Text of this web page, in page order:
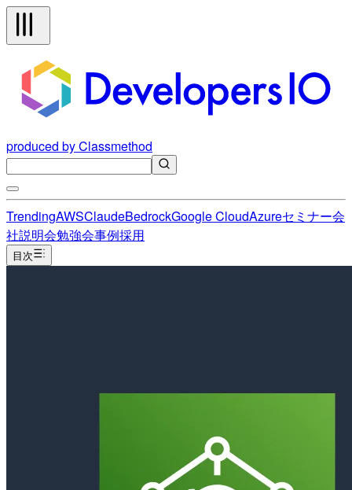
produced by Classmethod
TrendingAWSClaudeBedrockGoogle CloudAzureセミナー会
社説明会勉強会事例採用
目次